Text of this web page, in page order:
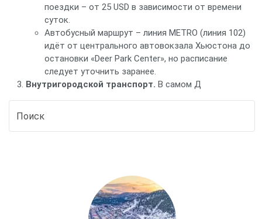
поездки – от 25 USD в зависимости от времени
суток.
Автобусный маршрут – линия METRO (линия 102)
идёт от центрального автовокзала Хьюстона до
остановки «Deer Park Center», но расписание
следует уточнить заранее.
Внутригородской транспорт. В самом Д